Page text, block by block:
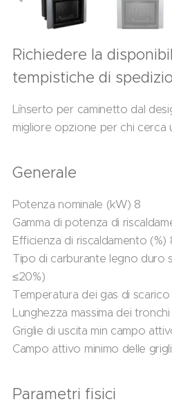
Richiedere la
tempistiche di
L`inserto per caminetto dal
migliore opzione per chi cerca
Generale
Potenza nominale (kW) 8
Gamma di potenza di
Efficienza di riscaldamento (%)
Tipo di carburante legno duro
≤20%)
Temperatura dei gas di
Lunghezza massima dei
Griglie di uscita min campo
Campo attivo minimo delle
Parametri fisici